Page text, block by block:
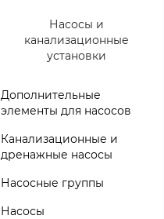
Насосы и
канализационные
установки
Дополнительные
элементы для насосов
Канализационные и
дренажные насосы
Насосные группы
Насосы